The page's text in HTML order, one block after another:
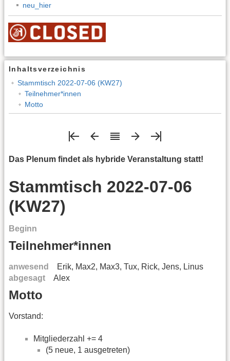
neu_hier
Inhaltsverzeichnis
Stammtisch 2022-07-06 (KW27)
Teilnehmer*innen
Motto
Das Plenum findet als hybride Veranstaltung statt!
Stammtisch 2022-07-06
(KW27)
Beginn
Teilnehmer*innen
anwesend
Erik, Max2, Max3, Tux, Rick, Jens, Linus
abgesagt
Alex
Motto
Vorstand:
Mitgliederzahl += 4
(5 neue, 1 ausgetreten)